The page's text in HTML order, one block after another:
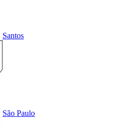
Santos
São Paulo